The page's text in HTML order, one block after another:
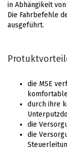
in Abhängikeit
Die Fahrbefehle
ausgeführt.
die MSE
durch ihre
die
die